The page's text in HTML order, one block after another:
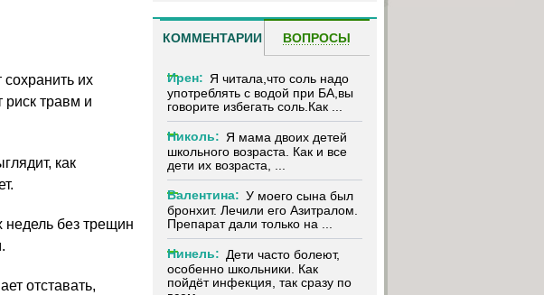
их
риск травм и
как
недель без трещин
отставать,
КОММЕНТАРИИ ВОПРОСЫ
Ирен: Я читала,что соль надо
употреблять с водой при БА,вы
говорите избегать соль.Как ...
Николь: Я мама двоих детей
школьного возраста. Как и все
дети их возраста, ...
Валентина: У моего сына был
бронхит. Лечили его Азитралом.
Препарат дали только на ...
Нинель: Дети часто болеют,
особенно школьники. Как
пойдёт инфекция, так сразу по